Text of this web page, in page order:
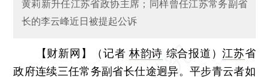
黄莉新升任江苏省政协主席；同样曾任江苏常务副省
长的李云峰近日被提起公诉
【财新网】（记者林韵诗 综合报道）江苏省
政府连续三任常务副省长仕途迥异。平步青云者如